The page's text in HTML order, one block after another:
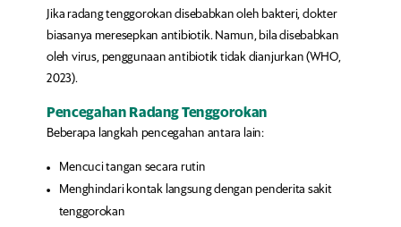
Jika radang tenggorokan disebabkan oleh bakteri, dokter
biasanya meresepkan antibiotik. Namun, bila disebabkan
oleh virus, penggunaan antibiotik tidak dianjurkan (WHO,
2023).
Pencegahan Radang Tenggorokan
Beberapa langkah pencegahan antara lain:
Mencuci tangan secara rutin
Menghindari kontak langsung dengan penderita sakit
tenggorokan